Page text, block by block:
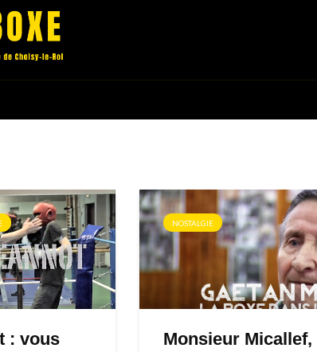
: vous
NOSTALGIE
Monsieur